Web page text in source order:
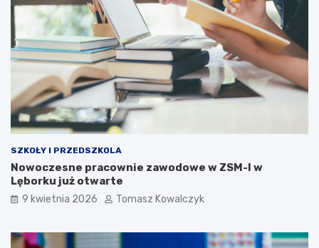
SZKOŁY I PRZEDSZKOLA
Nowoczesne pracownie zawodowe w ZSM-I w
Lęborku już otwarte
9 kwietnia 2026 Tomasz Kowalczyk